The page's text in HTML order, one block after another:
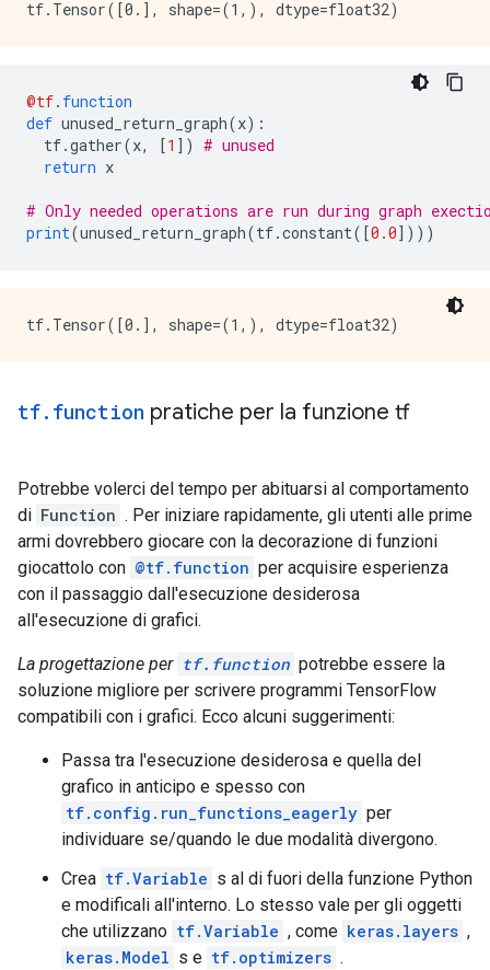
      key: "cond_identity_1"
      key: "_construction_context"
      value {
        s: "kEagerRuntime"
      }
    arg_attr {
      key: 0
          value {
            list {
            }
    }
  }
  function {
    signature {
      name: "cond_true_33"
      input_arg {
        name: "cond_identity_1_x"
      }
      output_arg {
        name: "cond_identity"
      }
      output_arg {
        name: "cond_identity_1"
        type: DT_INT32
      }
    node_def {
      name: "cond/Const"
      op: "Const"
      attr {
@tf. function
def unused_return_graph(x):
tf.gather(x, [1 ]) # unused
return x
# Only needed operations are run during graph
print(unused_return_graph(tf.constant([0.0])))
tf. function pratiche per la funzione tf
Potrebbe volerci del tempo per abituarsi al comportamento
di Function . Per iniziare rapidamente, gli utenti alle prime
armi dovrebbero giocare con la decorazione di funzioni
giocattolo con @tf.function per acquisire esperienza
con il passaggio dall'esecuzione desiderosa
all'esecuzione di grafici.
La progettazione per tf.function potrebbe essere la
soluzione migliore per scrivere programmi TensorFlow
compatibili con i grafici. Ecco alcuni suggerimenti:
Passa tra l'esecuzione desiderosa e quella del
grafico in anticipo e spesso con
tf.config.run_functions_eagerly per
individuare se/quando le due modalità divergono.
Crea tf.Variable s al di fuori della funzione Python
e modificali all'interno. Lo stesso vale per gli oggetti
che utilizzano tf.Variable , come keras.layers ,
keras.Model s e tf.optimizers .